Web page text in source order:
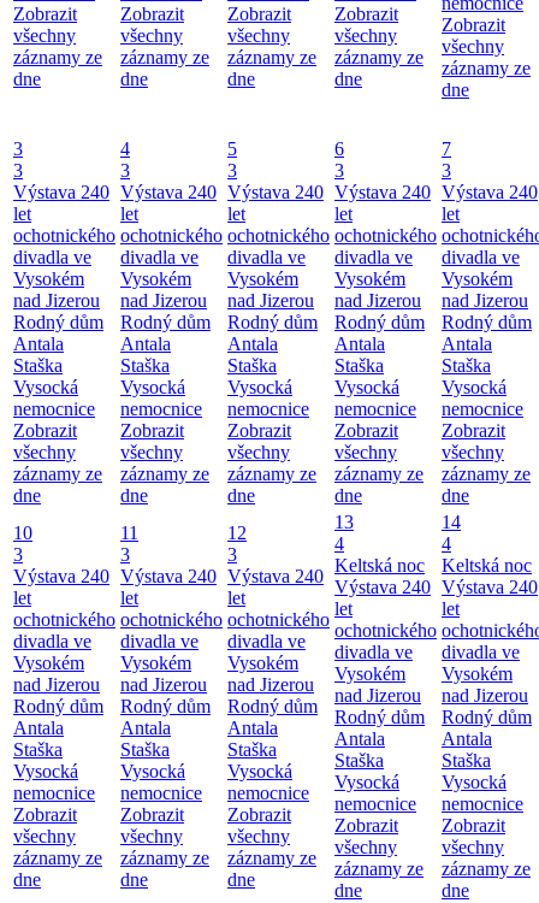
Zobrazit
všechny
záznamy ze
dne
Zobrazit
všechny
záznamy ze
dne
Zobrazit
všechny
záznamy ze
dne
Zobrazit
všechny
záznamy ze
dne
Zobrazit
všechny
záznamy ze
dne
3
3
Výstava 240
let
ochotnického
divadla ve
Vysokém
nad Jizerou
Rodný dům
Antala
Staška
Vysocká
nemocnice
Zobrazit
všechny
záznamy ze
dne
4
3
Výstava 240
let
ochotnického
divadla ve
Vysokém
nad Jizerou
Rodný dům
Antala
Staška
Vysocká
nemocnice
Zobrazit
všechny
záznamy ze
dne
5
3
Výstava 240
let
ochotnického
divadla ve
Vysokém
nad Jizerou
Rodný dům
Antala
Staška
Vysocká
nemocnice
Zobrazit
všechny
záznamy ze
dne
6
3
Výstava 240
let
ochotnického
divadla ve
Vysokém
nad Jizerou
Rodný dům
Antala
Staška
Vysocká
nemocnice
Zobrazit
všechny
záznamy ze
dne
7
3
Výstava 240
let
divadla ve
Vysokém
nad Jizerou
Rodný dům
Antala
Staška
Vysocká
nemocnice
Zobrazit
všechny
záznamy ze
dne
10
3
Výstava 240
let
ochotnického
divadla ve
Vysokém
nad Jizerou
Rodný dům
Antala
Staška
Vysocká
nemocnice
Zobrazit
všechny
záznamy ze
dne
11
3
Výstava 240
let
ochotnického
divadla ve
Vysokém
nad Jizerou
Rodný dům
Antala
Staška
Vysocká
nemocnice
Zobrazit
všechny
záznamy ze
dne
12
3
Výstava 240
let
ochotnického
divadla ve
Vysokém
nad Jizerou
Rodný dům
Antala
Staška
Vysocká
nemocnice
Zobrazit
všechny
záznamy ze
dne
13
4
Keltská noc
Výstava 240
let
ochotnického
divadla ve
Vysokém
nad Jizerou
Rodný dům
Antala
Staška
Vysocká
nemocnice
Zobrazit
všechny
záznamy ze
dne
14
4
Keltská noc
Výstava 240
let
divadla ve
Vysokém
nad Jizerou
Rodný dům
Antala
Staška
Vysocká
nemocnice
Zobrazit
všechny
záznamy ze
dne